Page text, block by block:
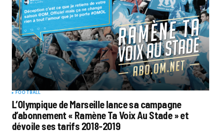
FOOTBALL
L’Olympique de Marseille lance sa campagne
d’abonnement « Ramène Ta Voix Au Stade » et
dévoile ses tarifs 2018-2019